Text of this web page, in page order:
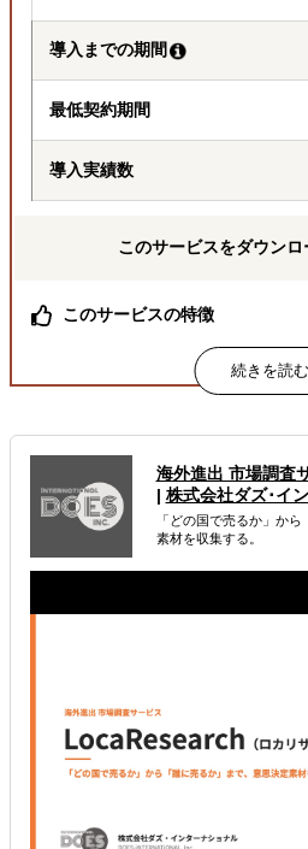
導入までの期間
最低契約期間
導入実績数
このサービスをダウンロ
このサービスの特徴
アメリカのビジネスに精通した
ルのAmazon運用スペシャリス
US販売をサポートしています。
現地の流行など生きた情報を提
Amazon運用の他にも、EC事業
ーケティング、SNS運用、翻
スなど多岐に渡る業務のサポー
属するジャンル
解決できる課題
有効なプロモーション方法を探している
海外進出 市場調査
| 株式会社ダズ･イ
「どの国で売るか」か
素材を収集する。